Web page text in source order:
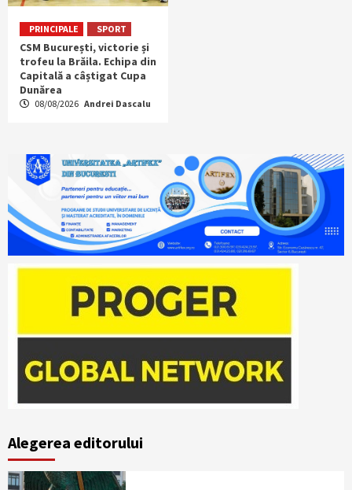
PRINCIPALE SPORT
CSM București, victorie și
trofeu la Brăila. Echipa din
Capitală a câștigat Cupa
Dunărea
08/08/2026 Andrei Dascalu
Alegerea editorului